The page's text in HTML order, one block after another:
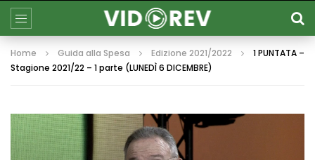
Home Guida alla Spesa Edizione 2021/2022
1 PUNTATA –
Stagione 2021/22 – 1 parte (LUNEDÌ 6 DICEMBRE)